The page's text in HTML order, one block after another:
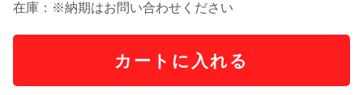
在庫：※納期はお問い合わせください
カートに入れる